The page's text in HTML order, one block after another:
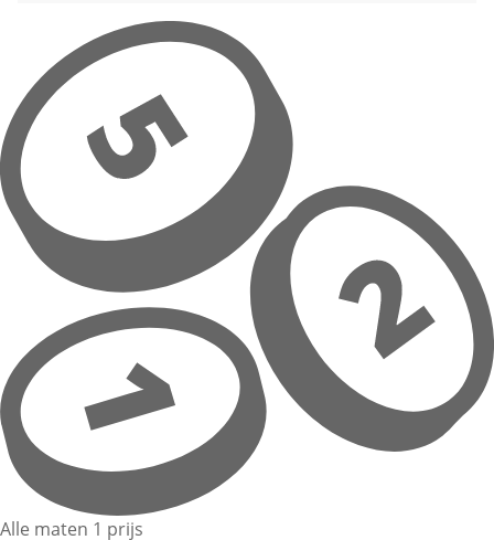
Alle maten 1 prijs